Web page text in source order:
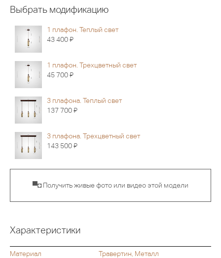
Выбрать модификацию
1 плафон. Теплый свет
43 400Я
1 плафон. Трехцветный свет
45 700Я
3 плафона. Теплый свет
137 700Я
3 плафона. Трехцветный свет
143 500Я
▀◘ Получить живые фото или видео этой модели
Характеристики
Материал
Травертин, Металл